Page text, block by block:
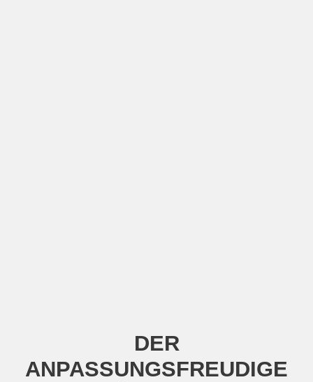
DER
ANPASSUNGSFREUDIGE